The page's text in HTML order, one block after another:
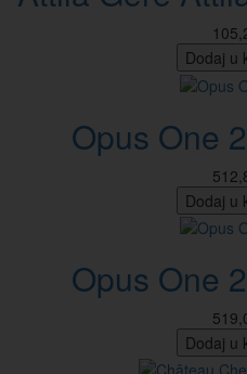
Dodaj u
Opus One
Dodaj u
Opus One
Dodaj u